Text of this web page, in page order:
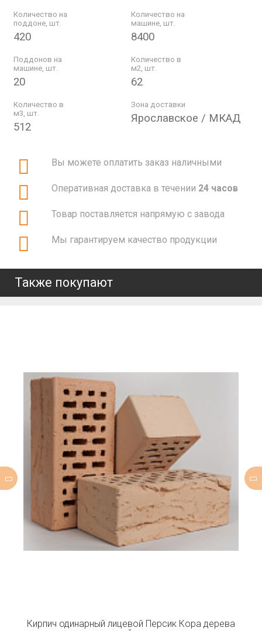
Количество на
поддоне, шт.
420
Количество на
машине, шт.
8400
Поддонов на
машине, шт.
20
Количество в
м2, шт.
62
Количество в
м3, шт.
512
Зона доставки
Ярославское / МКАД
Вы можете оплатить заказ наличными
Оперативная доставка в течении 24 часов
Товар поставляется напрямую с завода
Мы гарантируем качество продукции
Также покупают
Кирпич одинарный лицевой Персик Кора дерева